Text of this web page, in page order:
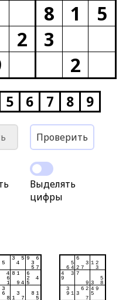
8
1
5
2
3
2
5 6 7 8 9
Проверить
Выделять
цифры